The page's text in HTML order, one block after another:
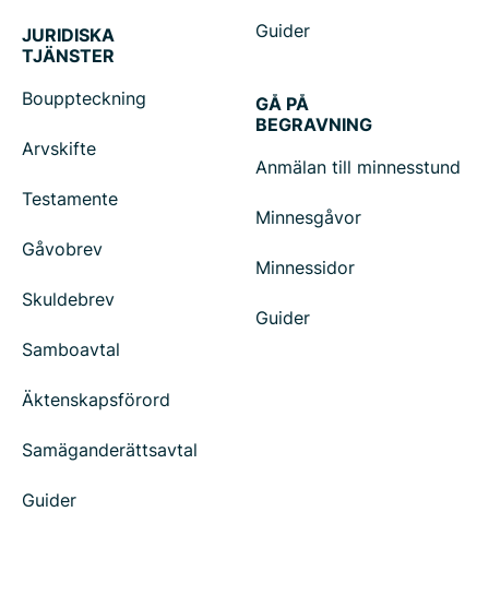
Guider
JURIDISKA
TJÄNSTER
Bouppteckning
Arvskifte
Testamente
Gåvobrev
Skuldebrev
Samboavtal
Äktenskapsförord
Samäganderättsavtal
Guider
GÅ PÅ
BEGRAVNING
Anmälan till minnesstund
Minnesgåvor
Minnessidor
Guider